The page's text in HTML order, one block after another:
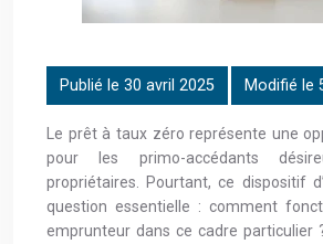
Publié le 30 avril 2025 Modifié le
Le prêt à taux zéro représente une
pour les primo-accédants
propriétaires. Pourtant, ce dispositif
question essentielle : comment
emprunteur dans ce cadre particulier